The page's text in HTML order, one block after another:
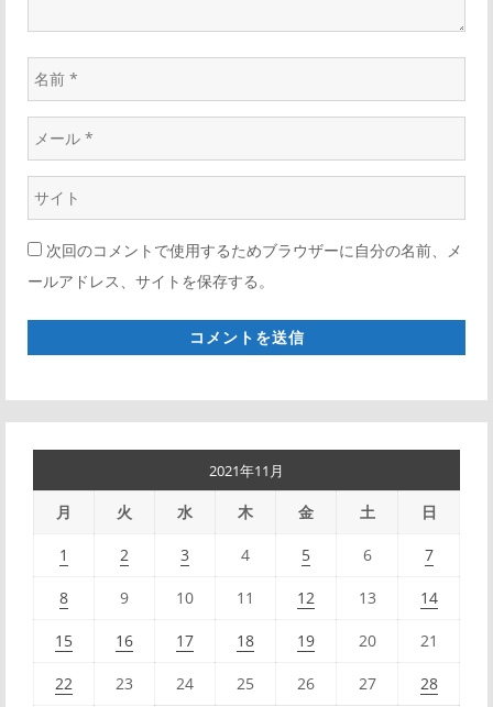
名
前
ー
ル
*
ウ
ェ
ブ
サ
次回のコメントで使用するためブラウザーに自分の名前、メ
ールアドレス、サイトを保存する。
2021年11月
月 火 水 木 金 土 日
1 2 3 4 5 6 7
8 9 10 11 12 13 14
15 16 17 18 19 20 21
22 23 24 25 26 27 28